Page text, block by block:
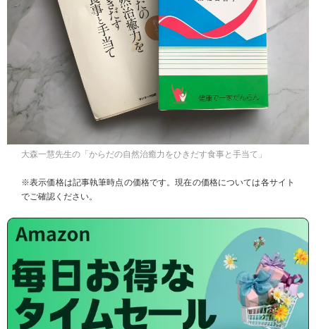
大森一慧先生の「からだの自然治癒力をひきだす食事と手当て」
※表示価格は記事執筆時点の価格です。現在の価格については各サイト
でご確認ください。